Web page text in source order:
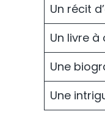
Un récit
Un livre à
Une
Une